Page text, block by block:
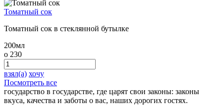
Томатный сок
Томатный сок в стеклянной бутылке
200мл
o 230
взял(а) хочу
Посмотреть все
государство в государстве, где царят свои законы: законы
вкуса, качества и заботы о вас, наших дорогих гостях.